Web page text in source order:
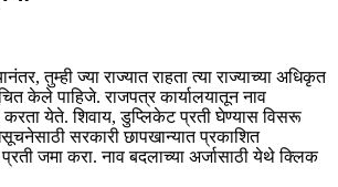
तुम्ही ज्या राज्यात राहता त्या राज्याच्या अधिकृत
केले पाहिजे. राजपत्र कार्यालयातून नाव
करता येते. शिवाय, डुप्लिकेट प्रती घेण्यास विसरू
सरकारी छापखान्यात प्रकाशित
प्रती जमा करा. नाव बदलाच्या अर्जासाठी येथे क्लिक